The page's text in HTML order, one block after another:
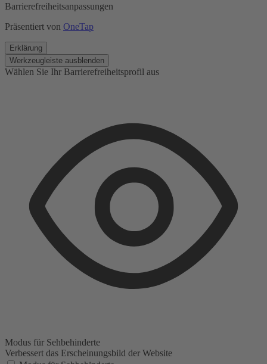
Barrierefreiheitsanpassungen
Präsentiert von OneTap
Erklärung
Werkzeugleiste ausblenden
Wählen Sie Ihr Barrierefreiheitsprofil aus
Modus für Sehbehinderte
Verbessert das Erscheinungsbild der Website